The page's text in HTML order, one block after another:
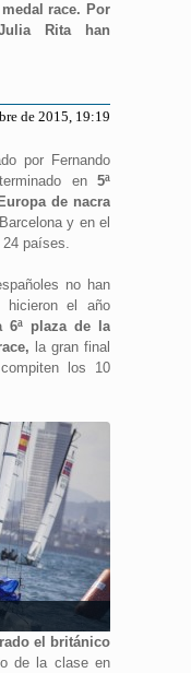
race. Por
Rita han
de 2015, 19:19
por Fernando
en 5ª
de nacra
y en el
24 países.
no han
el año
6ª plaza de la
la gran final
los 10
el británico
de la clase en